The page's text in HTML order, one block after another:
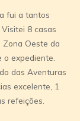
fui a tantos
Visitei 8 casas
Zona Oeste da
expediente.
das Aventuras
excelente, 1
refeições.